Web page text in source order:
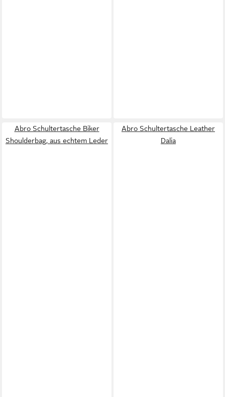
Abro Schultertasche Biker
Shoulderbag, aus echtem Leder
Abro Schultertasche Leather
Dalia